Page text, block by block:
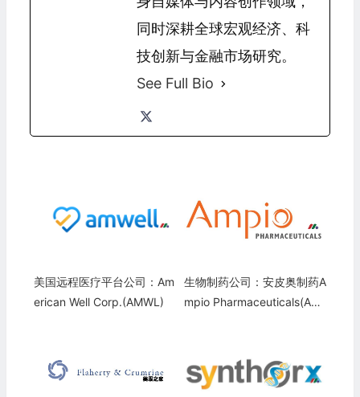
同时深耕全球宏观经济、科
技创新与金融市场研究。
See Full Bio
美国远程医疗平台公司：Am
erican Well Corp.(AMWL)
生物制药公司：安皮奥制药A
mpio Pharmaceuticals(AM